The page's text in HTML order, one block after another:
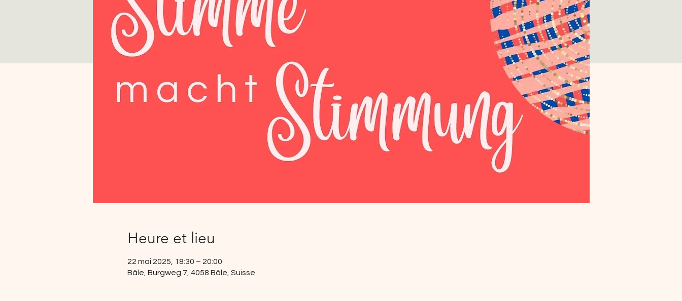
Heure et lieu
22 mai 2025, 18:30 – 20:00
Bâle, Burgweg 7, 4058 Bâle, Suisse